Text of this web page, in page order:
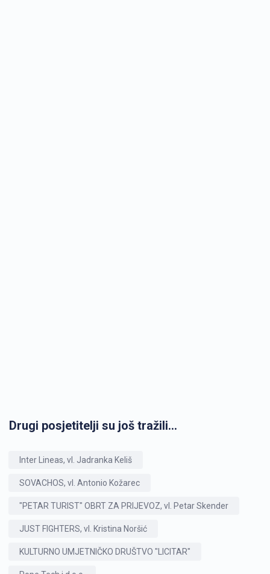
Drugi posjetitelji su još tražili...
Inter Lineas, vl. Jadranka Keliš
SOVACHOS, vl. Antonio Kožarec
"PETAR TURIST" OBRT ZA PRIJEVOZ, vl. Petar Skender
JUST FIGHTERS, vl. Kristina Noršić
KULTURNO UMJETNIČKO DRUŠTVO "LICITAR"